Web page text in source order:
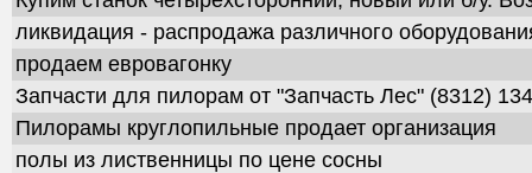
ликвидация - распродажа различного
продаем евровагонку
Запчасти для пилорам от "Запчасть Лес" (8312)
Пилорамы круглопильные продает организация
полы из лиственницы по цене сосны